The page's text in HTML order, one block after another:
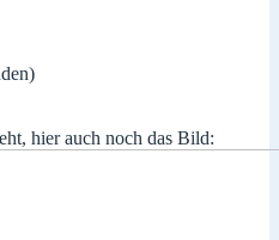
hier auch noch das Bild: